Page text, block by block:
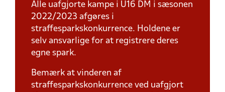
Alle uafgjorte kampe i U16 DM i sæsonen
2022/2023 afgøres i
straffesparkskonkurrence. Holdene er
selv ansvarlige for at registrere deres
egne spark.
Bemærk at vinderen af
straffesparkskonkurrence ved uafgjort